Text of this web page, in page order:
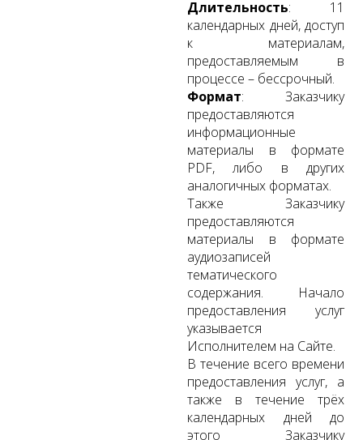
Длительность: 11
календарных дней, доступ
к материалам,
предоставляемым в
процессе – бессрочный.
Формат: Заказчику
предоставляются
информационные
материалы в формате
PDF, либо в других
аналогичных форматах.
Также Заказчику
предоставляются
материалы в формате
аудиозаписей
тематического
содержания. Начало
предоставления услуг
указывается
Исполнителем на Сайте.
В течение всего времени
предоставления услуг, а
также в течение трёх
календарных дней до
этого Заказчику